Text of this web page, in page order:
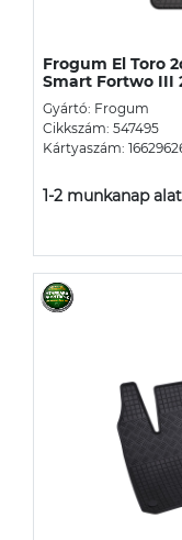
Frogum El Toro
Smart Fortwo III
Gyártó: Frogum
Cikkszám: 547495
Kártyaszám:
1-2 munkanap